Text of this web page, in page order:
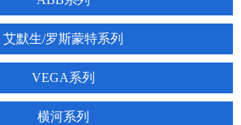
艾默生/罗斯蒙特系列
VEGA系列
横河系列